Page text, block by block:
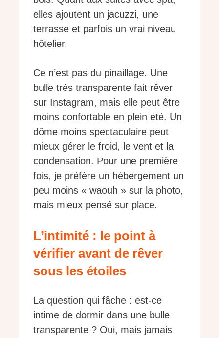
elles ajoutent un jacuzzi, une
terrasse et parfois un vrai niveau
hôtelier.
Ce n’est pas du pinaillage. Une
bulle très transparente fait rêver
sur Instagram, mais elle peut être
moins confortable en plein été. Un
dôme moins spectaculaire peut
mieux gérer le froid, le vent et la
condensation. Pour une première
fois, je préfère un hébergement un
peu moins « waouh » sur la photo,
mais mieux pensé sur place.
L’intimité : le point à
vérifier avant de rêver
sous les étoiles
La question qui fâche : est-ce
intime de dormir dans une bulle
transparente ? Oui, mais jamais